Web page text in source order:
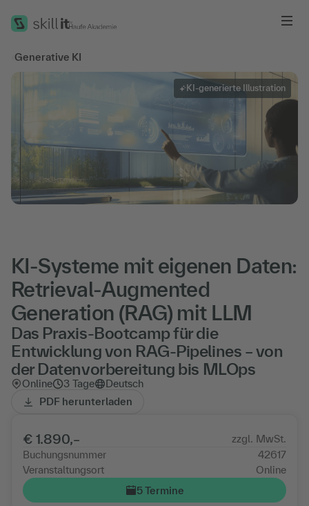
Generative KI
KI-generierte Illustration
KI-Systeme mit eigenen Daten:
Retrieval-Augmented
Generation (RAG) mit LLM
Das Praxis-Bootcamp für die
Entwicklung von RAG-Pipelines – von
der Datenvorbereitung bis MLOps
Online 3 Tage
Deutsch
PDF herunterladen
€ 1.890,–
zzgl. MwSt.
Buchungsnummer
42617
Veranstaltungsort
Online
5 Termine